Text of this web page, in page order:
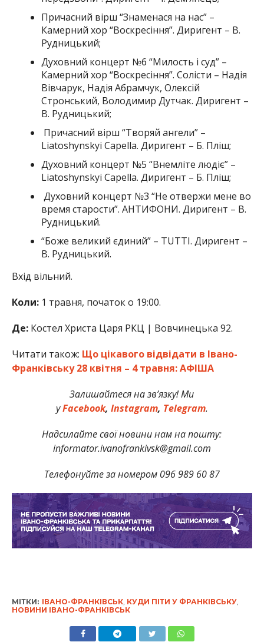
Причасний вірш “Знаменася на нас” –
Камерний хор “Воскресіння”. Диригент – В.
Рудницький;
Духовний концерт №6 “Милость і суд” –
Камерний хор “Воскресіння”. Солісти – Надія
Вівчарук, Надія Абрамчук, Олексій
Стронський, Володимир Дутчак. Диригент –
В. Рудницький;
Причасний вірш “Творяй ангели” –
Liatoshynskyi Capella. Диригент – Б. Пліш;
Духовний концерт №5 “Внемліте людіє” –
Liatoshynskyi Capella. Диригент – Б. Пліш;
Духовний концерт №3 “Не отвержи мене во
время старости”. АНТИФОНИ. Диригент – В.
Рудницький.
“Боже великий єдиний” – TUTTI. Диригент –
В. Рудницький.
Вхід вільний.
Коли:1 травня, початок о 19:00.
Де:Костел Христа Царя РКЦ | Вовчинецька 92.
Читати також: Що цікавого відвідати в Івано-
Франківську 28 квітня – 4 травня: АФІША
Залишайтеся на зв’язку! Ми
уFacebook, Instagram, Telegram.
Надсилайте свої новини нам на пошту:
informator.ivanofrankivsk@gmail.com
Телефонуйте за номером 096 989 60 87
МІТКИ: ІВАНО-ФРАНКІВСЬК, КУДИ ПІТИ У ФРАНКІВСЬКУ,
НОВИНИ ІВАНО-ФРАНКІВСЬК